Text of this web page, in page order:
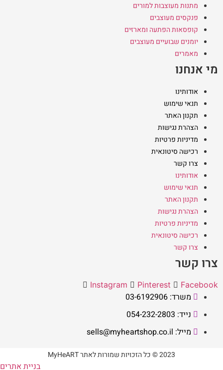
מתנות מעוצבות למורים
פנקסים מעוצבים
קופסאות הפתעה ומארזים
יומנים שבועיים מעוצבים
מאמרים
מי אנחנו
אודותינו
תנאי שימוש
תקנון האתר
הצהרת נגישות
מדיניות פרטיות
רכישה סיטונאית
צרו קשר
אודותינו
תנאי שימוש
תקנון האתר
הצהרת נגישות
מדיניות פרטיות
רכישה סיטונאית
צרו קשר
צרו קשר
Instagram Pinterest Facebook
משרד: 03-6192906
נייד: 054-232-2803
מייל: sells@myheartshop.co.il
2023 © כל הזכויות שמורות לאתר MyHeART
בניית אתרים